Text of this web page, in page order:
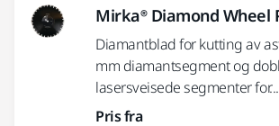
Mirka® Diamond Wheel
Diamantblad for kutting av
mm diamantsegment og
lasersveisede segmenter for...
Pris fra